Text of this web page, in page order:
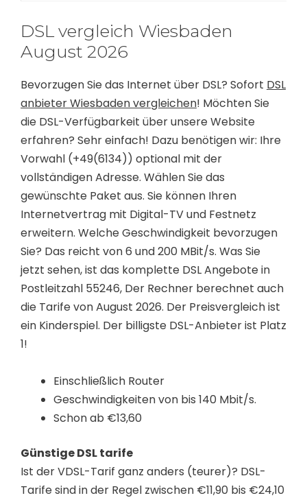
DSL vergleich Wiesbaden
August 2026
Bevorzugen Sie das Internet über DSL? Sofort DSL
anbieter Wiesbaden vergleichen! Möchten Sie
die DSL-Verfügbarkeit über unsere Website
erfahren? Sehr einfach! Dazu benötigen wir: Ihre
Vorwahl (+49(6134)) optional mit der
vollständigen Adresse. Wählen Sie das
gewünschte Paket aus. Sie können Ihren
Internetvertrag mit Digital-TV und Festnetz
erweitern. Welche Geschwindigkeit bevorzugen
Sie? Das reicht von 6 und 200 MBit/s. Was Sie
jetzt sehen, ist das komplette DSL Angebote in
Postleitzahl 55246, Der Rechner berechnet auch
die Tarife von August 2026. Der Preisvergleich ist
ein Kinderspiel. Der billigste DSL-Anbieter ist Platz
1!
Einschließlich Router
Geschwindigkeiten von bis 140 Mbit/s.
Schon ab €13,60
Günstige DSL tarife
Ist der VDSL-Tarif ganz anders (teurer)? DSL-
Tarife sind in der Regel zwischen €11,90 bis €24,10